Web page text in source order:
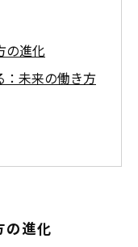
の進化
：未来の働き方
送業の革命
き方がもたら
の進化